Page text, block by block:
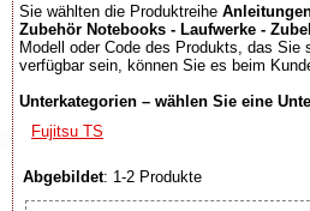
Sie wählten die Produktreihe
Zubehör Notebooks - Laufwerke -
Modell oder Code des Produkts, das Sie
verfügbar sein, können Sie es beim
Unterkategorien – wählen Sie eine
Fujitsu TS
Abgebildet: 1-2 Produkte